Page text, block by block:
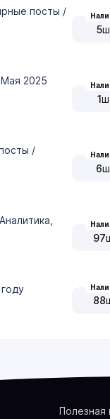
посты /
5
2025
1
/
6
97
88
Полезная